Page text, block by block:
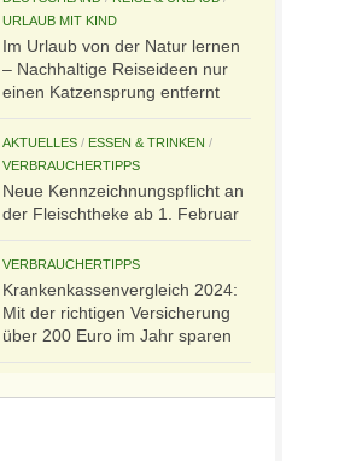
URLAUB MIT KIND
Im Urlaub von der Natur lernen
– Nachhaltige Reiseideen nur
einen Katzensprung entfernt
AKTUELLES / ESSEN & TRINKEN /
VERBRAUCHERTIPPS
Neue Kennzeichnungspflicht an
der Fleischtheke ab 1. Februar
VERBRAUCHERTIPPS
Kran­ken­kas­senvergleich 2024:
Mit der richtigen Ver­si­che­rung
über 200 Euro im Jahr sparen